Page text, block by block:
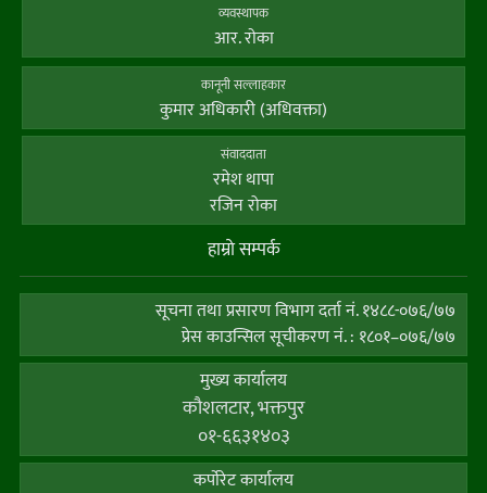
व्यवस्थापक
आर. राेका
कानूनी सल्लाहकार
कुमार अधिकारी (अधिवक्ता)
संवाददाता
रमेश थापा
रजिन रोका
हाम्राे सम्पर्क
सूचना तथा प्रसारण विभाग दर्ता नं. १४८८-०७६/७७
प्रेस काउन्सिल सूचीकरण नं. : १८०१–०७६/७७
मुख्य कार्यालय
कौशलटार, भक्तपुर
०१-६६३१४०३
कर्पाेरेट कार्यालय